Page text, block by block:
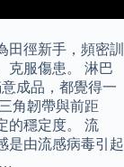
徑新手，頻密訓
克服傷患。 淋巴
成品，都覺得一
角韌帶與前距
的穩定度。 流
是由流感病毒引起
…